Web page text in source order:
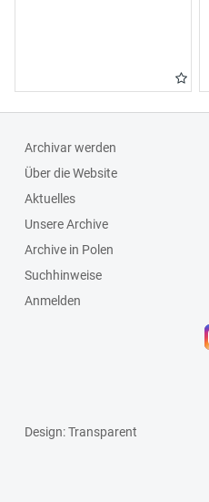
Archivar werden
Über die Website
Aktuelles
Unsere Archive
Archive in Polen
Suchhinweise
Anmelden
Design: Transparent